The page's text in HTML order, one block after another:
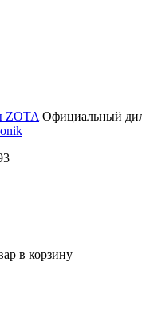
ZOTA Официальный
в корзину